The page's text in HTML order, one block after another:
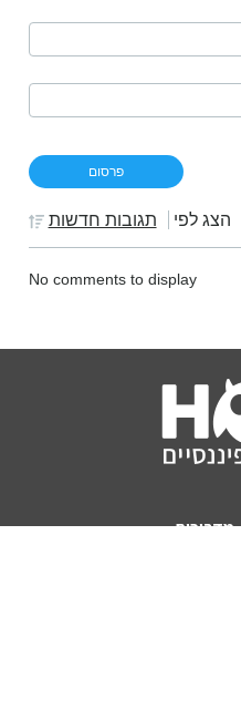
הצג לפי תגובות חדשות
No comments to display
מדריכים